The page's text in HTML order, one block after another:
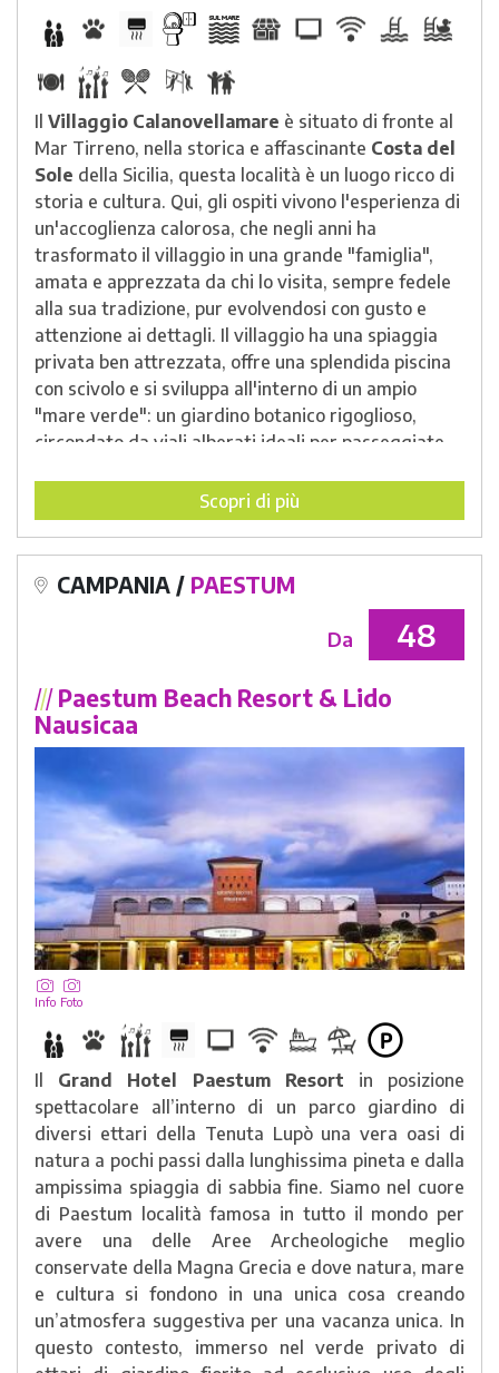
Il Villaggio Calanovellamare è situato di fronte al
Mar Tirreno, nella storica e affascinante Costa del
Sole della Sicilia, questa località è un luogo ricco di
storia e cultura. Qui, gli ospiti vivono l'esperienza di
un'accoglienza calorosa, che negli anni ha
trasformato il villaggio in una grande "famiglia",
amata e apprezzata da chi lo visita, sempre fedele
alla sua tradizione, pur evolvendosi con gusto e
attenzione ai dettagli. Il villaggio ha una spiaggia
privata ben attrezzata, offre una splendida piscina
con scivolo e si sviluppa all'interno di un ampio
"mare verde": un giardino botanico rigoglioso,
circondato da viali alberati ideali per passeggiate
Eolie". Questo punto panoramico, affacciato sul
mare, regala una vista spettacolare delle Isole Eolie.
Il villaggio si trova aPiraino(Pirainu in siciliano), un
affascinante comune della provincia di Messina, che
si adagia su un crinale che scende ripidamente
verso il mare, tra i promontori di Capo d'Orlando e
Capo Calavà. Il paese, ricco di edifici religiosi e con
una struttura che conserva ancora il suo carattere
medievale, fu fondato dagli Arabi nel IX secolo. Tra i
monumenti storici più rilevanti di Piraino ci sono la
, laTorre delle Ciavole
Piraino), la
chiesa Madrerisalente al XVI secolo e il
Santuario di Santa Caterina
, che arricchiscono il
fascino di questa località intrisa di storia e bellezza.
Scopri di più
CAMPANIA / PAESTUM
Da 48
///Paestum Beach Resort & Lido
Nausicaa
Info Foto
Il Grand Hotel Paestum Resort in posizione
spettacolare all’interno di un parco giardino di
diversi ettari della Tenuta Lupò una vera oasi di
natura a pochi passi dalla lunghissima pineta e dalla
ampissima spiaggia di sabbia fine. Siamo nel cuore
di Paestum località famosa in tutto il mondo per
avere una delle Aree Archeologiche meglio
conservate della Magna Grecia e dove natura, mare
e cultura si fondono in una unica cosa creando
un’atmosfera suggestiva per una vacanza unica. In
questo contesto, immerso nel verde privato di